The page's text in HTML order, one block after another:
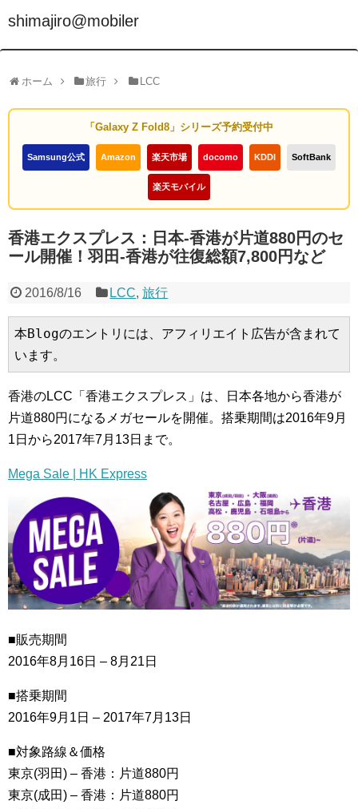
shimajiro@mobiler
ホーム 旅行 LCC
「Galaxy Z Fold8」シリーズ予約受付中
Samsung公式 Amazon 楽天市場 docomo KDDI SoftBank
楽天モバイル
香港エクスプレス：日本-香港が片道880円のセ
ール開催！羽田-香港が往復総額7,800円など
2016/8/16 LCC,旅行
本Blogのエントリには、アフィリエイト広告が含まれて
います。
香港のLCC「香港エクスプレス」は、日本各地から香港が
片道880円になるメガセールを開催。搭乗期間は2016年9月
1日から2017年7月13日まで。
Mega Sale | HK Express
■販売期間
2016年8月16日 – 8月21日
■搭乗期間
2016年9月1日 – 2017年7月13日
■対象路線＆価格
東京(羽田) – 香港：片道880円
東京(成田) – 香港：片道880円